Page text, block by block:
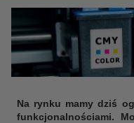
Na rynku mamy dziś
funkcjonalnościami.